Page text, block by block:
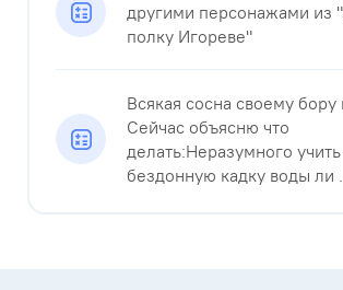
другими персонажами из
полку Игореве"
Всякая сосна своему бору
Сейчас объясню что
делать:Неразумного
бездонную кадку воды ли